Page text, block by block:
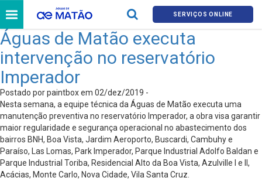
SERVIÇOS ONLINE
Águas de Matão executa
intervenção no reservatório
Imperador
Postado por paintbox em 02/dez/2019 -
Nesta semana, a equipe técnica da Águas de Matão executa uma
manutenção preventiva no reservatório Imperador, a obra visa garantir
maior regularidade e segurança operacional no abastecimento dos
bairros BNH, Boa Vista, Jardim Aeroporto, Buscardi, Cambuhy e
Paraíso, Las Lomas, Park Imperador, Parque Industrial Adolfo Baldan e
Parque Industrial Toriba, Residencial Alto da Boa Vista, Azulville I e II,
Acácias, Monte Carlo, Nova Cidade, Vila Santa Cruz.